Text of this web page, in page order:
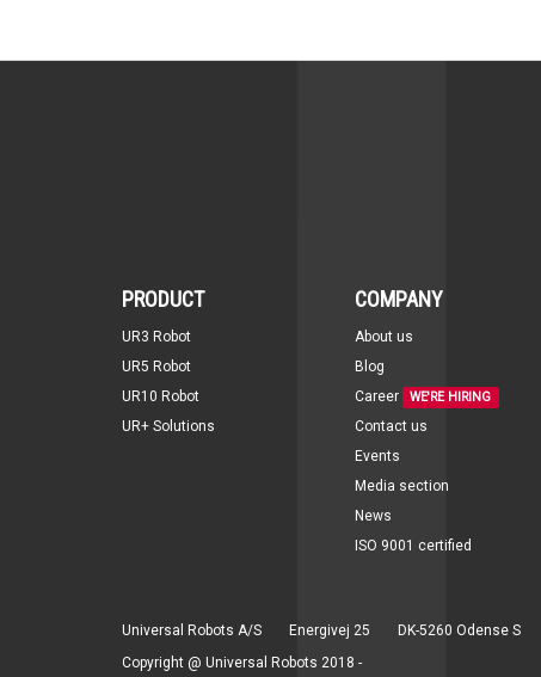
PRODUCT
UR3 Robot
UR5 Robot
UR10 Robot
UR+ Solutions
COMPANY
About us
Blog
Career
WE'RE HIRING
Contact us
Events
Media section
News
ISO 9001 certified
Universal Robots A/S Energivej 25 DK-5260 Odense S
Copyright @ Universal Robots 2018 -